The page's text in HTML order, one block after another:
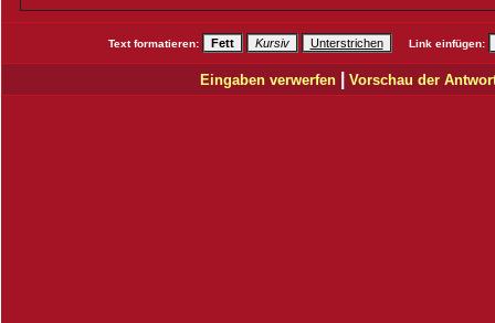
Text formatieren: Link einfügen:
Eingaben verwerfen| Vorschau der